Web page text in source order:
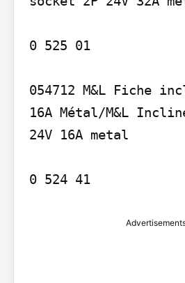
0 525 01
054712 M&L Fiche
16A Métal/M&L
24V 16A metal
0 524 41